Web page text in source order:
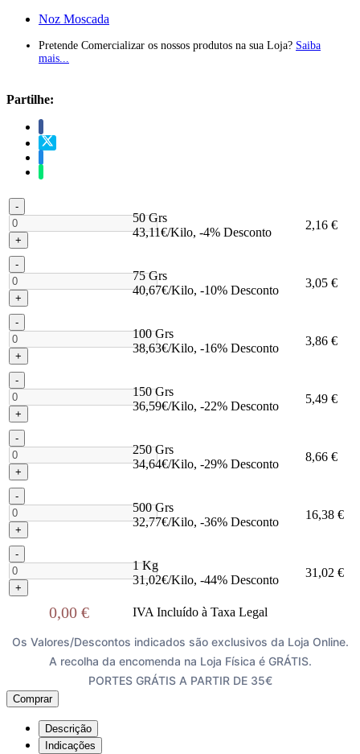
Noz Moscada
Pretende Comercializar os nossos produtos na sua Loja? Saiba
mais...
Partilhe:
-
+
50 Grs
43,11€/Kilo, -4% Desconto
2,16 €
-
+
75 Grs
40,67€/Kilo, -10% Desconto
3,05 €
-
+
100 Grs
38,63€/Kilo, -16% Desconto
3,86 €
-
+
150 Grs
36,59€/Kilo, -22% Desconto
5,49 €
-
+
250 Grs
34,64€/Kilo, -29% Desconto
8,66 €
-
+
500 Grs
32,77€/Kilo, -36% Desconto
16,38 €
-
+
1 Kg
31,02€/Kilo, -44% Desconto
31,02 €
0,00 € IVA Incluído à Taxa Legal
Os Valores/Descontos indicados são exclusivos da Loja Online.
A recolha da encomenda na Loja Física é GRÁTIS.
PORTES GRÁTIS A PARTIR DE 35€
Comprar
Descrição
Indicações